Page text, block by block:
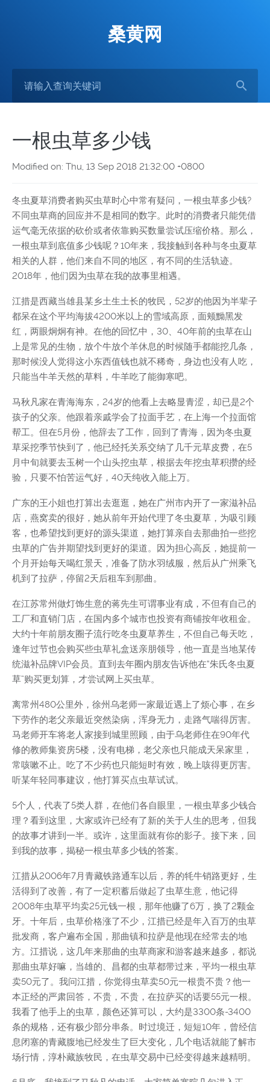
桑黄网
一根虫草多少钱
Modified on: Thu, 13 Sep 2018 21:32:00 +0800
冬虫夏草消费者购买虫草时心中常有疑问，一根虫草多少钱?
不同虫草商的回应并不是相同的数字。此时的消费者只能凭借
运气毫无依据的砍价或者依靠购买数量尝试压缩价格。那么，
一根虫草到底值多少钱呢？10年来，我接触到各种与冬虫夏草
相关的人群，他们来自不同的地区，有不同的生活轨迹。
2018年，他们因为虫草在我的故事里相遇。
江措是西藏当雄县某乡土生土长的牧民，52岁的他因为半辈子
都呆在这个平均海拔4200米以上的雪域高原，面颊黝黑发
红，两眼炯炯有神。在他的回忆中，30、40年前的虫草在山
上是常见的生物，放个牛放个羊休息的时候随手都能挖几条，
那时候没人觉得这小东西值钱也就不稀奇，身边也没有人吃，
只能当牛羊天然的草料，牛羊吃了能御寒吧。
马秋凡家在青海海东，24岁的他看上去略显青涩，却已是2个
孩子的父亲。他跟着亲戚学会了拉面手艺，在上海一个拉面馆
帮工。但在5月份，他辞去了工作，回到了青海，因为冬虫夏
草采挖季节快到了，他已经托关系交纳了几千元草皮费，在5
月中旬就要去玉树一个山头挖虫草，根据去年挖虫草积攒的经
验，只要不怕苦运气好，40天纯收入能上万。
广东的王小姐也打算出去逛逛，她在广州市内开了一家滋补品
店，燕窝卖的很好，她从前年开始代理了冬虫夏草，为吸引顾
客，也希望找到更好的源头渠道，她打算亲自去那曲拍一些挖
虫草的广告并期望找到更好的渠道。因为担心高反，她提前一
个月开始每天喝红景天，准备了防水羽绒服，然后从广州乘飞
机到了拉萨，停留2天后租车到那曲。
在江苏常州做灯饰生意的蒋先生可谓事业有成，不但有自己的
工厂和直销门店，在国内多个城市也投资有商铺按年收租金。
大约十年前朋友圈子流行吃冬虫夏草养生，不但自己每天吃，
逢年过节也会购买些虫草礼盒送亲朋领导，他一直是当地某传
统滋补品牌VIP会员。直到去年圈内朋友告诉他在“朱氏冬虫夏
草”购买更划算，才尝试网上买虫草。
离常州480公里外，徐州乌老师一家最近遇上了烦心事，在乡
下劳作的老父亲最近突然染病，浑身无力，走路气喘得厉害。
马老师开车将老人家接到城里照顾，由于乌老师住在90年代
修的教师集资房5楼，没有电梯，老父亲也只能成天呆家里，
常咳嗽不止。吃了不少药也只能短时有效，晚上咳得更厉害。
听某年轻同事建议，他打算买点虫草试试。
5个人，代表了5类人群，在他们各自眼里，一根虫草多少钱合
理？看到这里，大家或许已经有了新的关于人生的思考，但我
的故事才讲到一半。或许，这里面就有你的影子。接下来，回
到我的故事，揭秘一根虫草多少钱的答案。
江措从2006年7月青藏铁路通车以后，养的牦牛销路更好，生
活得到了改善，有了一定积蓄后做起了虫草生意，他记得
2008年虫草平均卖25元钱一根，那年他赚了6万，换了2颗金
牙。十年后，虫草价格涨了不少，江措已经是年入百万的虫草
批发商，客户遍布全国，那曲镇和拉萨是他现在经常去的地
方。江措说，这几年来那曲的虫草商家和游客越来越多，都说
那曲虫草好嘛，当雄的、昌都的虫草都带过来，平均一根虫草
卖50元了。我问江措，你觉得虫草卖50元一根贵不贵？他一
本正经的严肃回答，不贵，不贵，在拉萨买的话要55元一根。
我看了他手上的虫草，颜色还算可以，大约是3300条-3400
条的规格，还有极少部分串条。时过境迁，短短10年，曾经信
息闭塞的青藏腹地已经发生了巨大变化，几个电话就能了解市
场行情，淳朴藏族牧民，在虫草交易中已经变得越来越精明。